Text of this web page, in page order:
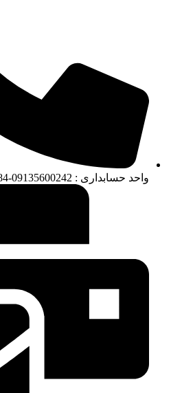
واحد حسابداری : 09135600242-45838984-031